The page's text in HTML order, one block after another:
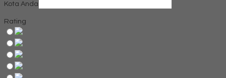
Kota Anda
Rating